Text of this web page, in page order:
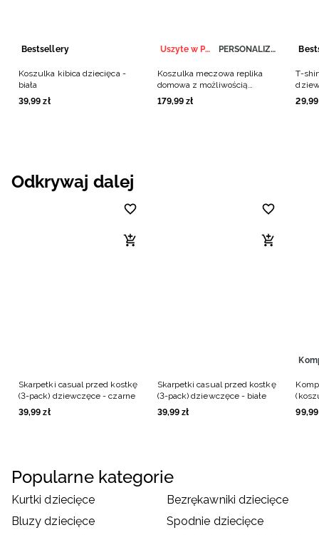
Bestsellery
Koszulka kibica dziecięca -
biała
39,99 zł
Uszyte w Polsce PERSONALIZACJA
Koszulka meczowa replika
domowa z możliwością
personalizacji dziecięca 4F x
Polska Siatkówka - biała
179,99 zł
T-
29,99
Odkrywaj dalej
Skarpetki casual przed kostkę
(3-pack) dziewczęce - czarne
39,99 zł
Skarpetki casual przed kostkę
(3-pack) dziewczęce - białe
39,99 zł 99,99
Popularne kategorie
Kurtki dziecięce
Bezrękawniki dziecięce
Bluzy dziecięce
Spodnie dziecięce